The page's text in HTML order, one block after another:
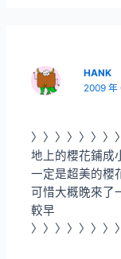
HANK
2009 年
〉〉〉〉〉〉〉
地上的櫻花鋪成
一定是超美的櫻
可惜大概晚來了
較早
〉〉〉〉〉〉〉